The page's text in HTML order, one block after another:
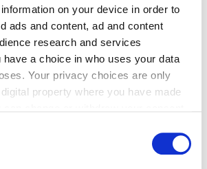
on your device in order to
ads and content, ad and content
research and services
have a choice in who uses your data
Your privacy choices are only
property where you have made